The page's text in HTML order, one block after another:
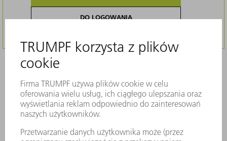
DO LOGOWANIA